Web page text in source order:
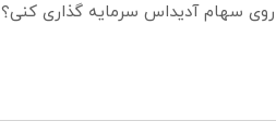
سهام آدیداس سرمایه گذاری کنی؟